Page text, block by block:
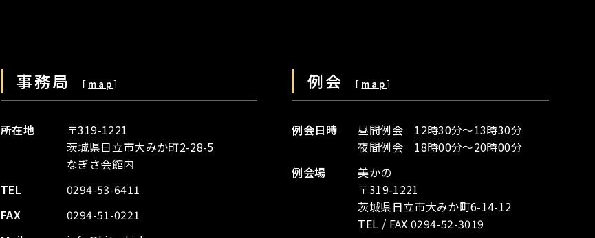
事務局 ［ map］
所在地
〒319-1221
茨城県日立市大みか町2-28-5
なぎさ会館内
TEL
0294-53-6411
FAX
0294-51-0221
例会 ［ map］
例会日時
昼間例会 12時30分～13時30分
夜間例会 18時00分～20時00分
例会場
美かの
〒319-1221
茨城県日立市大みか町6-14-12
TEL / FAX 0294-52-3019